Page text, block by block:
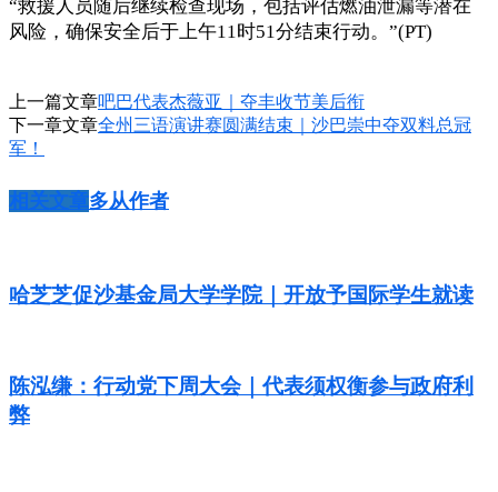
“救援人员随后继续检查现场，包括评估燃油泄漏等潜在
风险，确保安全后于上午11时51分结束行动。”(PT)
上一篇文章吧巴代表杰薇亚｜夺丰收节美后衔
下一章文章全州三语演讲赛圆满结束｜沙巴崇中夺双料总冠
军！
相关文章多从作者
哈芝芝促沙基金局大学学院｜开放予国际学生就读
陈泓缣：行动党下周大会｜代表须权衡参与政府利
弊